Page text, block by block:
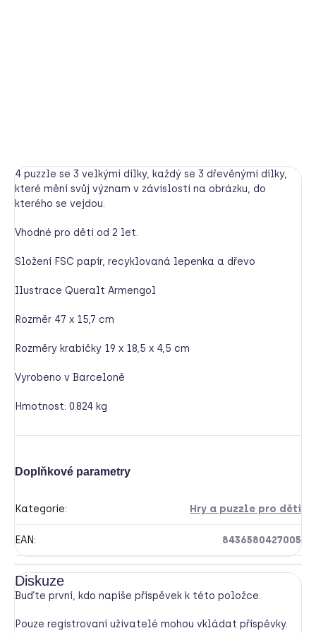
4 puzzle se 3 velkými dílky, každý se 3 dřevěnými dílky,
které mění svůj význam v závislosti na obrázku, do
kterého se vejdou.
Vhodné pro děti od 2 let.
Složení FSC papír, recyklovaná lepenka a dřevo
Ilustrace Queralt Armengol
Rozměr 47 x 15,7 cm
Rozměry krabičky 19 x 18,5 x 4,5 cm
Vyrobeno v Barceloně
Hmotnost: 0.824 kg
Doplňkové parametry
Kategorie: Hry a puzzle pro děti
EAN: 8436580427005
Diskuze
Buďte první, kdo napíše příspěvek k této položce.
Pouze registrovaní uživatelé mohou vkládat příspěvky.